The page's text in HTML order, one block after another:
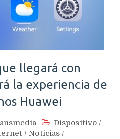
llegará con
la experiencia de
Huawei
Dispositivo /
/ Noticias /